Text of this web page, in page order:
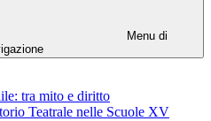
Menu di
tra mito e diritto
Teatrale nelle Scuole XV